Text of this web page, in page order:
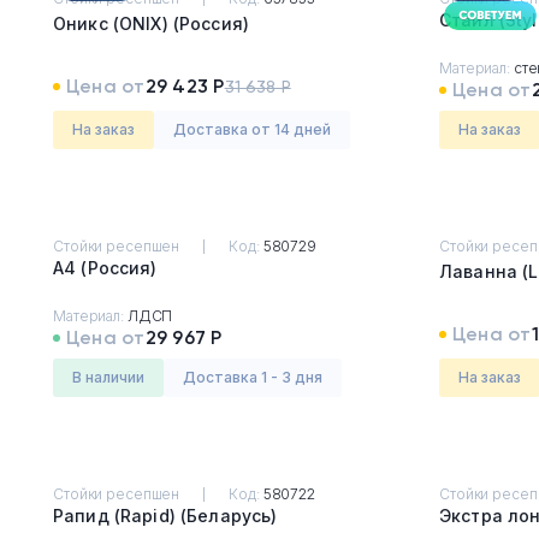
Оникс (ONIX) (Россия)
Цена от29 423 Р31 638 Р
На заказ Доставка от 14 дней
Материал:
Цена от
На заказ
Стойки ресепшен Код: 580729
А4 (Россия)
Материал: ЛДСП
Цена от29 967 Р
в наличии Доставка 1 - 3 дня
Стойки
Цена от
На заказ
Стойки ресепшен Код: 580722
Рапид (Rapid) (Беларусь)
Стойки
Тумбы офисные
Офисные шкафы
мебель
Обеденная зона
Искусственные растения